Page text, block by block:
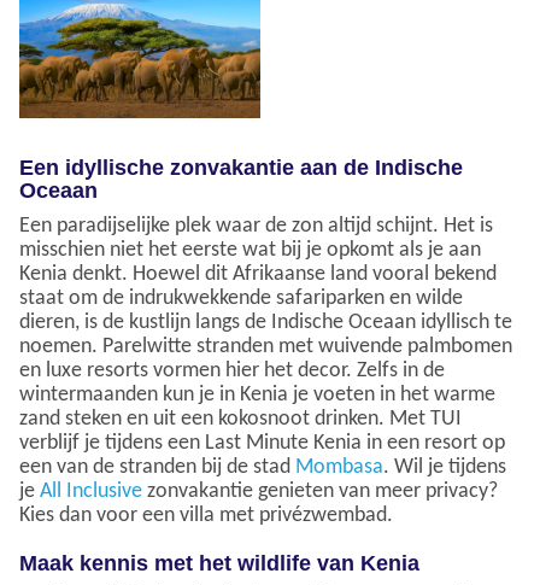
Een idyllische zonvakantie aan de Indische
Oceaan
Een paradijselijke plek waar de zon altijd schijnt. Het is
misschien niet het eerste wat bij je opkomt als je aan
Kenia denkt. Hoewel dit Afrikaanse land vooral bekend
staat om de indrukwekkende safariparken en wilde
dieren, is de kustlijn langs de Indische Oceaan idyllisch te
noemen. Parelwitte stranden met wuivende palmbomen
en luxe resorts vormen hier het decor. Zelfs in de
wintermaanden kun je in Kenia je voeten in het warme
zand steken en uit een kokosnoot drinken. Met TUI
verblijf je tijdens een Last Minute Kenia in een resort op
een van de stranden bij de stad Mombasa. Wil je tijdens
je All Inclusive zonvakantie genieten van meer privacy?
Kies dan voor een villa met privézwembad.
Maak kennis met het wildlife van Kenia